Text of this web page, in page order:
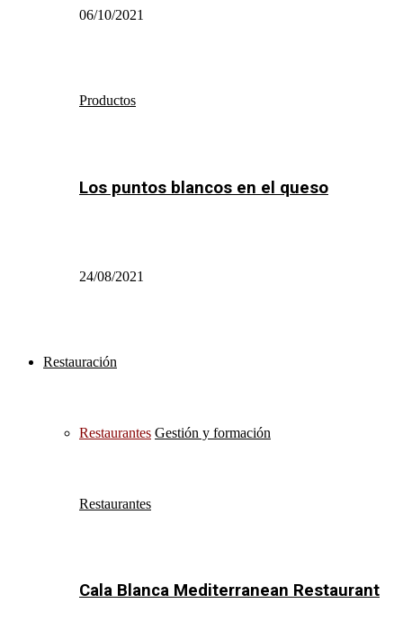
06/10/2021
Productos
Los puntos blancos en el queso
24/08/2021
Restauración
Restaurantes Gestión y formación
Restaurantes
Cala Blanca Mediterranean Restaurant